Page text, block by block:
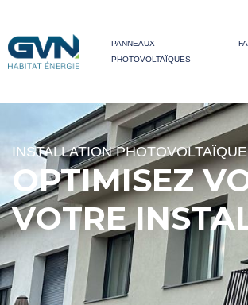
PANNEAUX
PHOTOVOLTAÏQUES
INSTALLATION
OPTIMISEZ
VOTRE